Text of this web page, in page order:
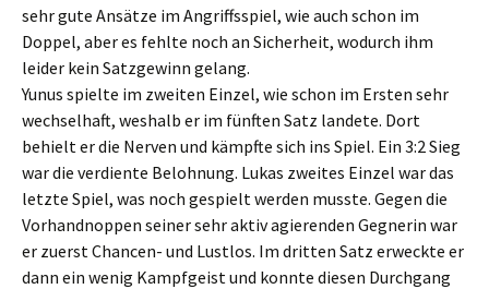
sehr gute Ansätze im Angriffsspiel, wie auch schon im
Doppel, aber es fehlte noch an Sicherheit, wodurch ihm
leider kein Satzgewinn gelang.
Yunus spielte im zweiten Einzel, wie schon im Ersten sehr
wechselhaft, weshalb er im fünften Satz landete. Dort
behielt er die Nerven und kämpfte sich ins Spiel. Ein 3:2 Sieg
war die verdiente Belohnung. Lukas zweites Einzel war das
letzte Spiel, was noch gespielt werden musste. Gegen die
Vorhandnoppen seiner sehr aktiv agierenden Gegnerin war
er zuerst Chancen- und Lustlos. Im dritten Satz erweckte er
dann ein wenig Kampfgeist und konnte diesen Durchgang